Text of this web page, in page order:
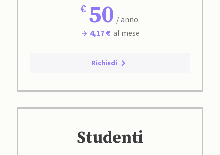
50 / anno
4,17 € al mese
Richiedi
Studenti